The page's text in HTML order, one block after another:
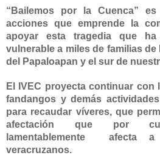
“Bailemos por la Cuenca” es
acciones que emprende la
apoyar esta tragedia que
vulnerable a miles de familias de
del Papaloapan y el sur de
El IVEC proyecta continuar con
fandangos y demás
para recaudar víveres, que
afectación que por
lamentablemente
afecta a
veracruzanos.